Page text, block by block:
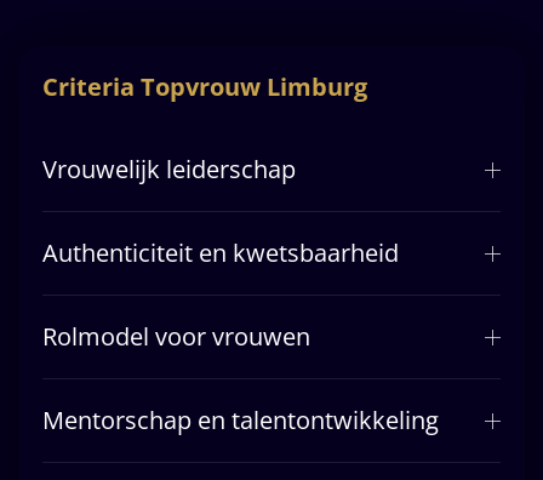
Criteria Topvrouw Limburg
Vrouwelijk leiderschap
Authenticiteit en kwetsbaarheid
Rolmodel voor vrouwen
Mentorschap en talentontwikkeling